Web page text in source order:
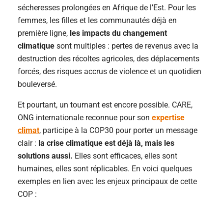
sécheresses prolongées en Afrique de l’Est. Pour les
femmes, les filles et les communautés déjà en
première ligne, les impacts du changement
climatique sont multiples : pertes de revenus avec la
destruction des récoltes agricoles, des déplacements
forcés, des risques accrus de violence et un quotidien
bouleversé.
Et pourtant, un tournant est encore possible. CARE,
ONG internationale reconnue pour son expertise
climat, participe à la COP30 pour porter un message
clair : la crise climatique est déjà là, mais les
solutions aussi. Elles sont efficaces, elles sont
humaines, elles sont réplicables. En voici quelques
exemples en lien avec les enjeux principaux de cette
COP :